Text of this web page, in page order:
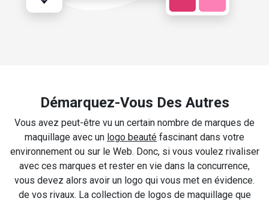
Démarquez-Vous Des Autres
Vous avez peut-être vu un certain nombre de marques de
maquillage avec un logo beauté fascinant dans votre
environnement ou sur le Web. Donc, si vous voulez rivaliser
avec ces marques et rester en vie dans la concurrence,
vous devez alors avoir un logo qui vous met en évidence.
de vos rivaux. La collection de logos de maquillage que